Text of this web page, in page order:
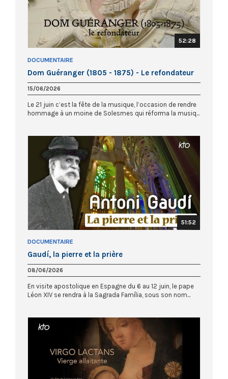
52:28
DOCUMENTAIRE
Dom Guéranger (1805 - 1875) - Le refondateur
15/06/2026
Le 21 juin c’est la fête de la musique, l’occasion de rendre
hommage à un moine de Solesmes qui réforma la musiq...
51:52
DOCUMENTAIRE
Gaudí, la pierre et la prière
08/06/2026
En visite apostolique en Espagne du 6 au 12 juin, le pape
Léon XIV se rendra à la Sagrada Família, sous son nom...